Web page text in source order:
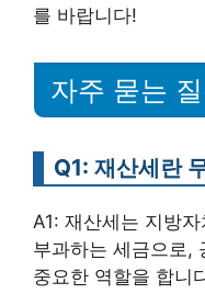
를 바랍니다!
자주 묻는
Q1: 재산세란
A1: 재산세는 지방
부과하는 세금으로,
중요한 역할을 합니